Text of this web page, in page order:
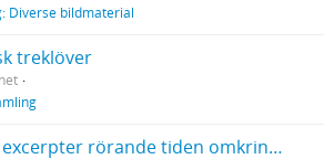
Diverse bildmaterial
treklöver
Material. [Diverse excerpter rörande tiden omkring 1800]